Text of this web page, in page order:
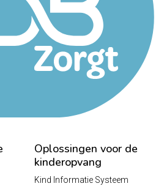
Oplossingen voor de
kinderopvang
Kind Informatie Systeem